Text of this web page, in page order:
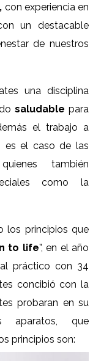
con experiencia en
un destacable
de nuestros
una disciplina
saludable para
el trabajo a
es el caso de las
también
como la
los principios que
to life”, en el año
práctico con 34
concibió con la
probaran en su
aparatos, que
principios son: